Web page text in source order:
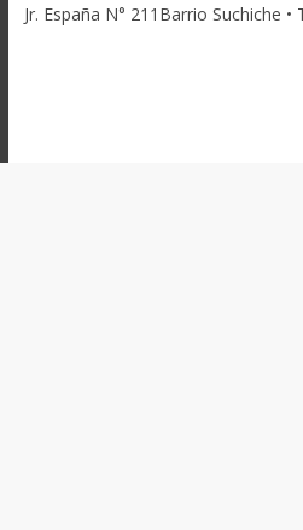
Jr. España N° 211Barrio Suchiche •